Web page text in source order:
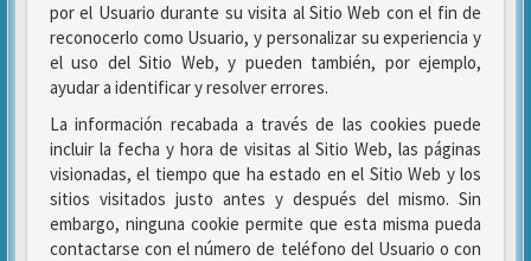
por el Usuario durante su visita al Sitio Web con el fin de
reconocerlo como Usuario, y personalizar su experiencia y
el uso del Sitio Web, y pueden también, por ejemplo,
ayudar a identificar y resolver errores.
La información recabada a través de las cookies puede
incluir la fecha y hora de visitas al Sitio Web, las páginas
visionadas, el tiempo que ha estado en el Sitio Web y los
sitios visitados justo antes y después del mismo. Sin
embargo, ninguna cookie permite que esta misma pueda
contactarse con el número de teléfono del Usuario o con